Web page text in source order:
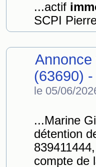
...actif
SCPI
(63690)
le 05/06/
...Marine
détention
compte de